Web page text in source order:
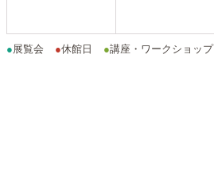
●展覧会 ●休館日 ●講座・ワークショップ